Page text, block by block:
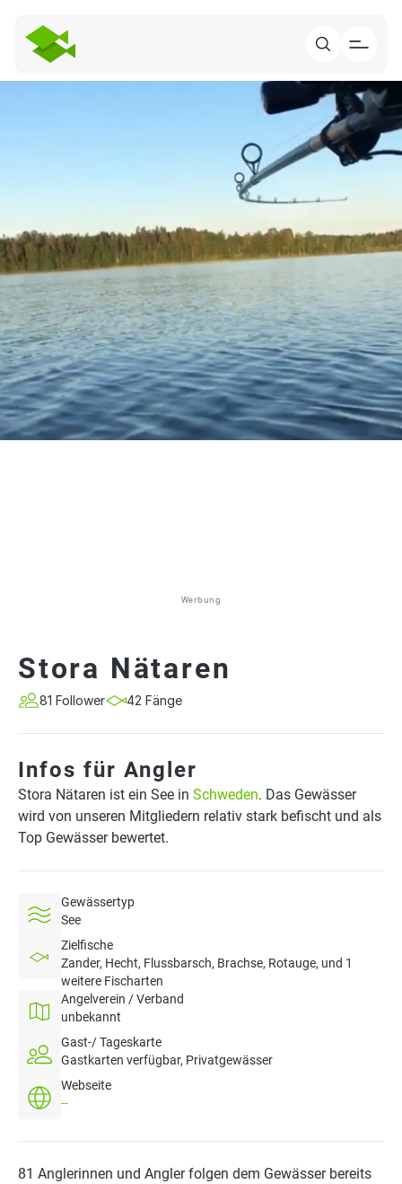
Werbung
Stora Nätaren
81 Follower 42 Fänge
Infos für Angler
Stora Nätaren ist ein See in Schweden. Das Gewässer
wird von unseren Mitgliedern relativ stark befischt und als
Top Gewässer bewertet.
Gewässertyp
See
Zielfische
Zander, Hecht, Flussbarsch, Brachse, Rotauge, und 1
weitere Fischarten
Angelverein / Verband
unbekannt
Gast-/ Tageskarte
Gastkarten verfügbar, Privatgewässer
Webseite
--
81 Anglerinnen und Angler folgen dem Gewässer bereits